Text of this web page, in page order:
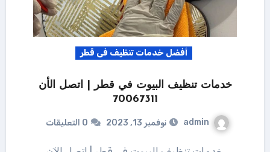
أفضل خدمات تنظيف فى قطر
خدمات تنظيف البيوت في قطر | اتصل الأن
70067311
admin نوفمبر 13, 2023 0 التعليقات